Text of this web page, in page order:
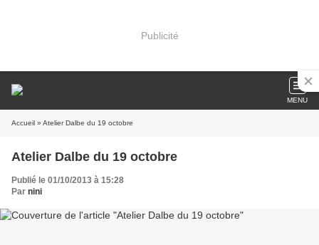
Publicité
MENU
Accueil » Atelier Dalbe du 19 octobre
Atelier Dalbe du 19 octobre
Publié le 01/10/2013 à 15:28
Par nini